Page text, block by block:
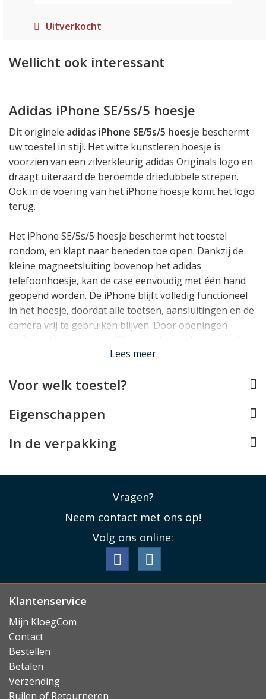
Uitverkocht
Wellicht ook interessant
Adidas iPhone SE/5s/5 hoesje
Dit originele adidas iPhone SE/5s/5 hoesje beschermt
uw toestel in stijl. Het witte kunstleren hoesje is
voorzien van een zilverkleurig adidas Originals logo en
draagt uiteraard de beroemde driedubbele strepen.
Ook in de voering van het iPhone hoesje komt het logo
terug.
Het iPhone SE/5s/5 hoesje beschermt het toestel
rondom, en klapt naar beneden toe open. Dankzij de
kleine magneetsluiting bovenop het adidas
telefoonhoesje, kan de case eenvoudig met één hand
geopend worden. De iPhone blijft volledig functioneel
in het hoesje, doordat alle toetsen, aansluitingen en de
camera vrij te gebruiken blijven. Door openingen
Lees meer
Voor welk toestel?
Eigenschappen
In de verpakking
Vragen?
Neem contact met ons op!
Volg ons online:
Klantenservice
Mijn KloegCom
Contact
Bestellen
Betalen
Verzending
Ruilen of Retourneren